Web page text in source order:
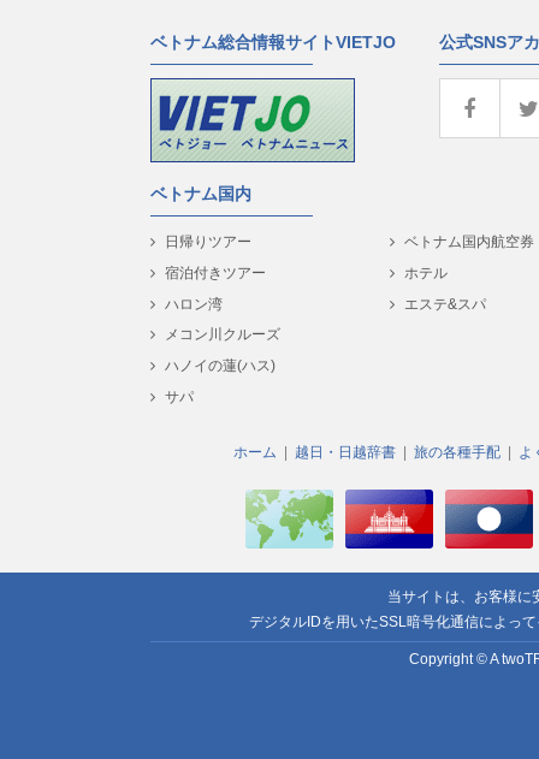
ベトナム総合情報サイトVIETJO 公式SNSア
ベトナム国内
日帰りツアー
宿泊付きツアー
ハロン湾
メコン川クルーズ
ハノイの蓮(ハス)
サパ
ベトナム国内航空券
ホテル
エステ&スパ
ホーム 越日・日越辞書 旅の各種手配 よ
当サイトは、お客様に
デジタルIDを用いたSSL暗号化通信によっ
Copyright © A